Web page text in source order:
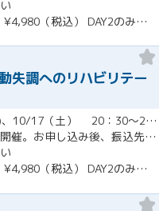
DAY1のみ ¥4,980（税込） DAY2のみ ¥4,980（税込） 2日間セット ¥7,980（税込）
失調へのリハビリテー
10/10（土)、10/17（土） 20：30～22：00開催
ZOOMにて開催。お申し込み後、振込先の案内メールをお送り致します。
DAY1のみ ¥4,980（税込） DAY2のみ ¥4,980（税込） 2日間セット ¥7,980（税込）